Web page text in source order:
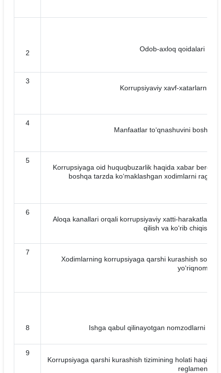
2 Odob-axloq qoidalari
3
Korrupsiyaviy xavf-xatarlarni
4
Manfaatlar to‘qnashuvini
5
Korrupsiyaga oid huquqbuzarlik haqida xabar
boshqa tarzda ko‘maklashgan xodimlarni
6
Aloqa kanallari orqali korrupsiyaviy xatti-harakatlar
qilish va ko‘rib chiqish
7
Xodimlarning korrupsiyaga qarshi kurashish
yo‘riqnoma
8 Ishga qabul qilinayotgan nomzodlarni
9
Korrupsiyaga qarshi kurashish tizimining holati
reglamenti